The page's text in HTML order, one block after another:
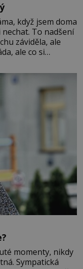
když jsem doma
To nadšení
záviděla, ale
ale co si
když
momenty, nikdy